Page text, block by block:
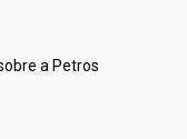
a Petros